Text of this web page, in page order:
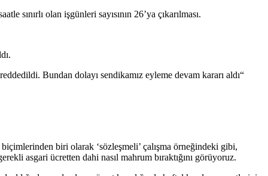
olan işgünleri sayısının 26’ya çıkarılması.
Bundan dolayı sendikamız eyleme devam kararı aldı“
biri olarak ‘sözleşmeli’ çalışma örneğindeki gibi,
asgari ücretten dahi nasıl mahrum bıraktığını görüyoruz.